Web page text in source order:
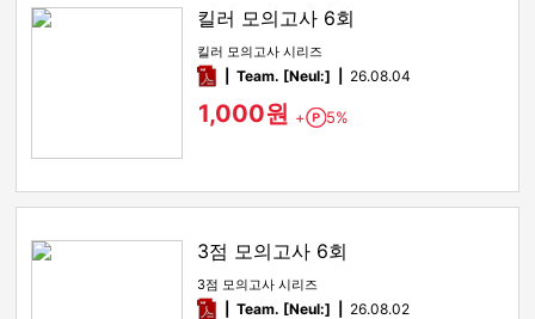
킬러 모의고사 6회
킬러 모의고사 시리즈
pdfTeam. [Neul:] 26.08.04
1,000원 + Point
5%
3점 모의고사 6회
3점 모의고사 시리즈
pdfTeam. [Neul:] 26.08.02